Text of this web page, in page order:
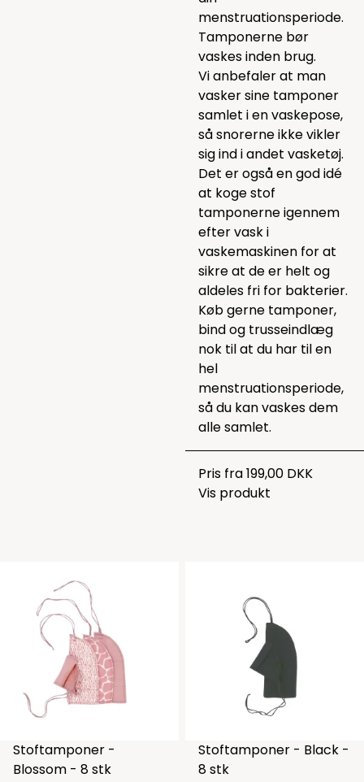
menstruationsperiode.
Tamponerne bør
vaskes inden brug.
Vi anbefaler at man
vasker sine tamponer
samlet i envaskepose,
så snorerne ikke vikler
sig ind i andet vasketøj.
Det er også en god idé
at koge stof
tamponerne igennem
efter vask i
vaskemaskinen for at
sikre at de er helt og
aldeles fri for bakterier.
Køb gerne tamponer,
bind og trusseindlæg
nok til at du har til en
hel
menstruationsperiode,
så du kan vaskes dem
alle samlet.
Pris fra199,00 DKK
Vis produkt
Stoftamponer -
Blossom - 8 stk
Stoftamponer - Black -
8 stk